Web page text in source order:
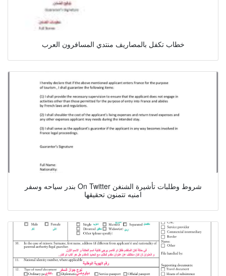
خطاب تكفل بالمصاريف منتدي المسافرون العرب
بندر سياحه وسفر On Twitter شروط وطلبات تأشيرة الشنغن
امنيه تتمنون تحقيقها